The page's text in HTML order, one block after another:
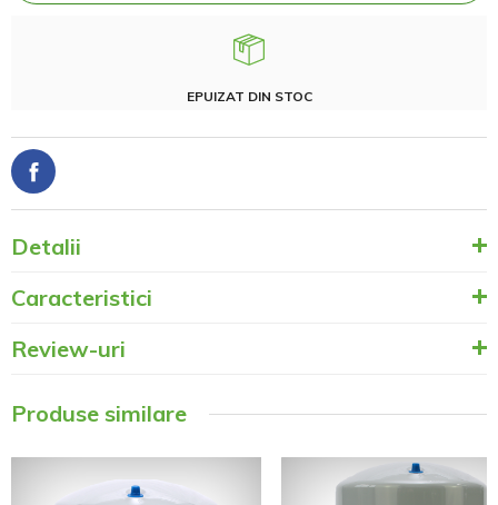
EPUIZAT DIN STOC
Detalii
Caracteristici
Review-uri
Produse similare